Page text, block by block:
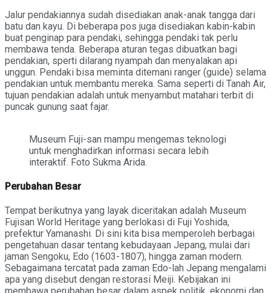
Jalur pendakiannya sudah disediakan anak-anak tangga dari
batu dan kayu. Di beberapa pos juga disediakan kabin-kabin
buat penginap para pendaki, sehingga pendaki tak perlu
membawa tenda. Beberapa aturan tegas dibuatkan bagi
pendakian, sperti dilarang nyampah dan menyalakan api
unggun. Pendaki bisa meminta ditemani ranger (guide) selama
pendakian untuk membantu mereka. Sama seperti di Tanah Air,
tujuan pendakian adalah untuk menyambut matahari terbit di
puncak gunung saat fajar.
Museum Fuji-san mampu mengemas teknologi
untuk menghadirkan informasi secara lebih
interaktif. Foto Sukma Arida.
Perubahan Besar
Tempat berikutnya yang layak diceritakan adalah Museum
Fujisan World Heritage yang berlokasi di Fuji Yoshida,
prefektur Yamanashi. Di sini kita bisa memperoleh berbagai
pengetahuan dasar tentang kebudayaan Jepang, mulai dari
jaman Sengoku, Edo (1603-1807), hingga zaman modern.
Sebagaimana tercatat pada zaman Edo-lah Jepang mengalami
apa yang disebut dengan restorasi Meiji. Kebijakan ini